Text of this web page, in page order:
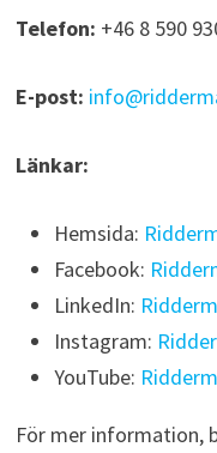
Telefon: +46 8 590
E-post:
Länkar:
Hemsida:
Facebook:
LinkedIn:
Instagram:
YouTube:
För mer information,